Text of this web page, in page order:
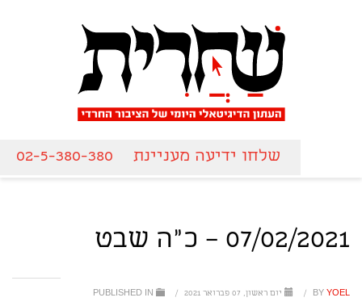
שלחו ידיעה מעניינת 02-5-380-380
07/02/2021 – כ"ה שבט
BY YOEL
/ יום ראשון, 07 פברואר 2021 /